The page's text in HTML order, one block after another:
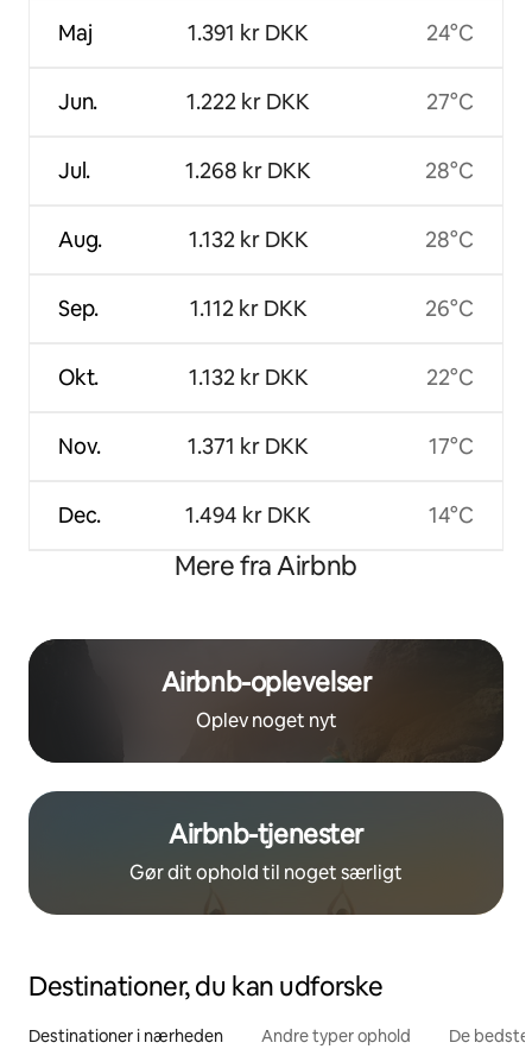
Maj
Jun.
Jul.
Aug.
Sep.
Okt.
Nov.
Dec.
1.391 kr DKK
1.222 kr DKK
1.268 kr DKK
1.132 kr DKK
1.112 kr DKK
1.132 kr DKK
1.371 kr DKK
1.494 kr DKK
24°C
27°C
28°C
28°C
26°C
22°C
17°C
14°C
Mere fra Airbnb
Airbnb-oplevelser
Oplev noget nyt
Airbnb-tjenester
Gør dit ophold til noget særligt
Destinationer, du kan udforske
Destinationer i nærheden Andre typer ophold De